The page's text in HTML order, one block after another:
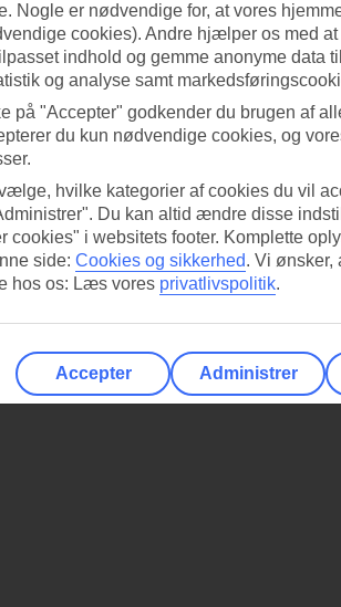
Nogle er nødvendige for, at vores
cookies). Andre hjælper os med
indhold og gemme anonyme data
og analyse samt
på "Accepter" godkender du brugen af
du kun nødvendige cookies, og
hvilke kategorier af cookies du vil
Du kan altid ændre disse
cookies" i websitets footer. Komplette
side: Cookies og sikkerhed. Vi ønsker,
hos os: Læs vores privatlivspolitik.
Accepter Administrer